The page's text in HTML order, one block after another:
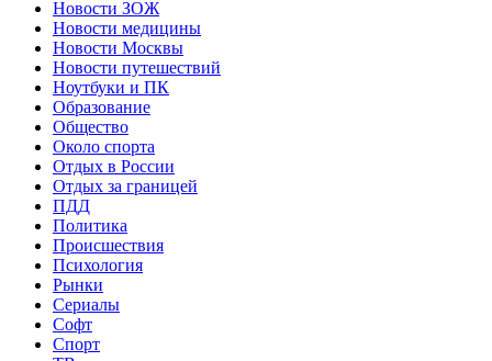
Новости ЗОЖ
Новости медицины
Новости Москвы
Новости путешествий
Ноутбуки и ПК
Образование
Общество
Около спорта
Отдых в России
Отдых за границей
ПДД
Политика
Происшествия
Психология
Рынки
Сериалы
Софт
Спорт